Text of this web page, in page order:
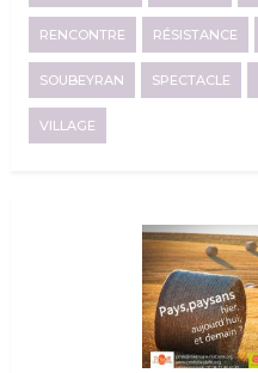
RENCONTRE RÉSISTANCE
SOUBEYRAN SPECTACLE
VILLAGE